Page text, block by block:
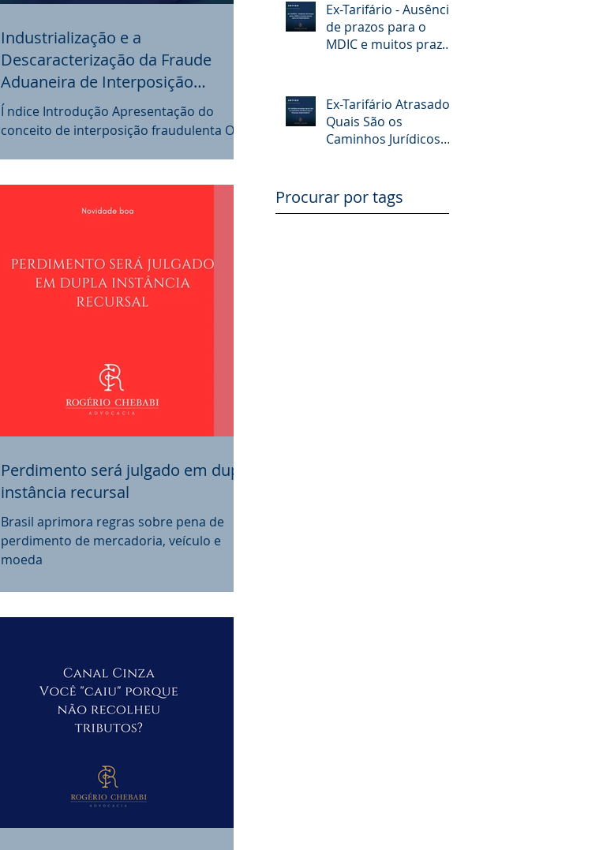
Industrialização e a
Descaracterização da Fraude
Aduaneira de Interposição
Fraudulenta
Í ndice Introdução Apresentação do
conceito de interposição fraudulenta O
Perdimento será julgado em dupla
instância recursal
Brasil aprimora regras sobre pena de
perdimento de mercadoria, veículo e
moeda
Ex-Tarifário - Ausência
de prazos para o
MDIC e muitos prazos
Ex-Tarifário Atrasado:
Quais São os
Caminhos Jurídicos
Procurar por tags